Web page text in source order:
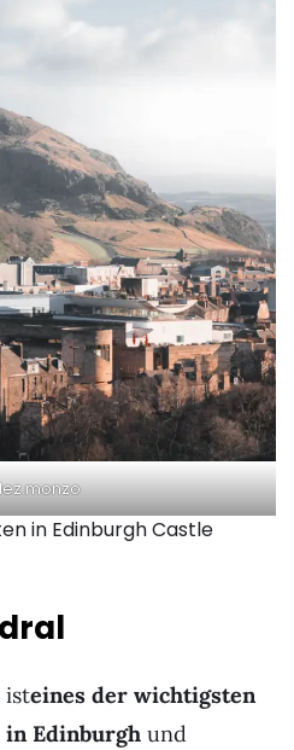
in Edinburgh Castle
isteines der wichtigsten
Edinburgh und